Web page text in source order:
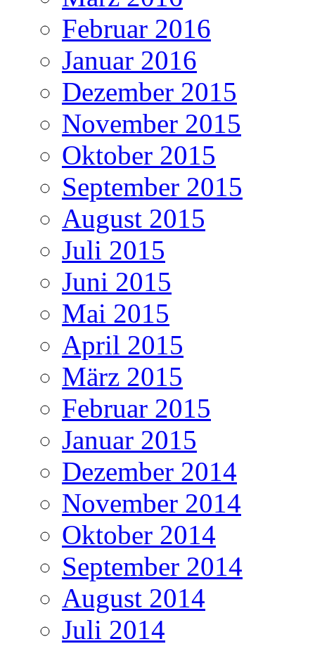
Februar 2016
Januar 2016
Dezember 2015
November 2015
Oktober 2015
September 2015
August 2015
Juli 2015
Juni 2015
Mai 2015
April 2015
März 2015
Februar 2015
Januar 2015
Dezember 2014
November 2014
Oktober 2014
September 2014
August 2014
Juli 2014